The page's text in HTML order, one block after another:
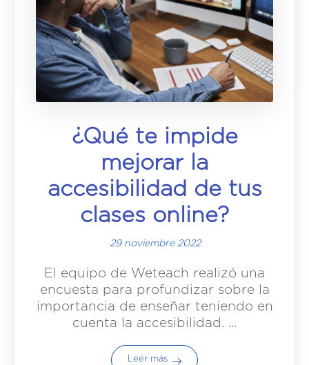
¿Qué te impide
mejorar la
accesibilidad de tus
clases online?
29 noviembre 2022
El equipo de Weteach realizó una
encuesta para profundizar sobre la
importancia de enseñar teniendo en
cuenta la accesibilidad. ...
Leer más